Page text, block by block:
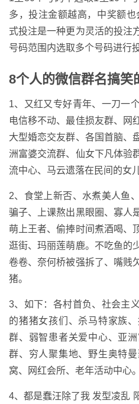
多，投注金额越高，中奖额
式投注是一种更为灵活的投注
号码范围内选取多个号码进行投
8个人的微信群名搞笑
1、又红又专好青年、一刀一
电信移不动、最佳损友群、网
大型婚恋交友群、各国首脑、
洲富婆交流群、仙女下凡体验
流中心、马云遗落在民间的女
2、食堂上新否、水煮美人鱼
骗子、上课熬出黑眼圈、寡人
萌上王者、偷捧时间煮酒喝、
逛街、玛丽莲萌鹿。不吃鱼的
卷卷、奈何桥被强拆了、嘴贱
猪。
3、如下：各村首负、社会主
的猪猪女孩们、杀马特家族
群、弱智患者关爱中心、亚
群、穷人聚集地、野生奥特
窝、网红会所、老年活动中心。
4、都是蠢汪除了我 发型凌乱